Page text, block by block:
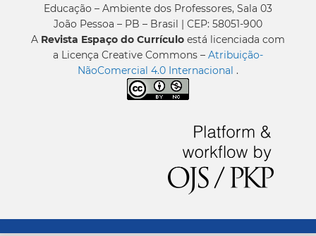
Educação – Ambiente dos Professores, Sala 03
João Pessoa – PB – Brasil | CEP: 58051-900
A Revista Espaço do Currículo está licenciada com
a Licença Creative Commons – Atribuição-
NãoComercial 4.0 Internacional .